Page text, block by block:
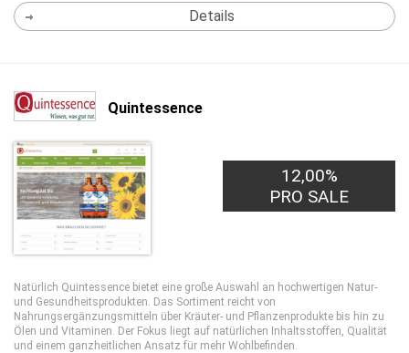
Details
Quintessence
12,00%
PRO SALE
Natürlich Quintessence bietet eine große Auswahl an hochwertigen Natur-
und Gesundheitsprodukten. Das Sortiment reicht von
Nahrungsergänzungsmitteln über Kräuter- und Pflanzenprodukte bis hin zu
Ölen und Vitaminen. Der Fokus liegt auf natürlichen Inhaltsstoffen, Qualität
und einem ganzheitlichen Ansatz für mehr Wohlbefinden.